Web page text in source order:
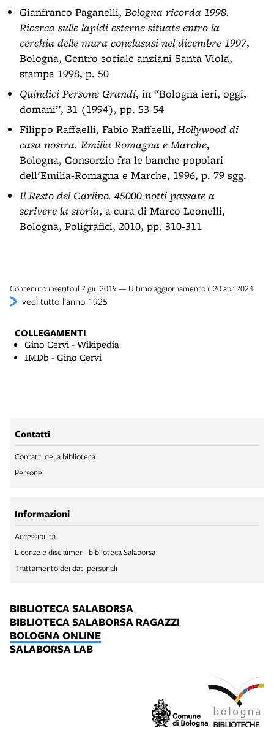
Gianfranco Paganelli, Bologna ricorda 1998.
Ricerca sulle lapidi esterne situate entro la
cerchia delle mura conclusasi nel dicembre 1997,
Bologna, Centro sociale anziani Santa Viola,
stampa 1998, p. 50
Quindici Persone Grandi, in “Bologna ieri, oggi,
domani”, 31 (1994), pp. 53-54
Filippo Raffaelli, Fabio Raffaelli, Hollywood di
casa nostra. Emilia Romagna e Marche,
Bologna, Consorzio fra le banche popolari
dell'Emilia-Romagna e Marche, 1996, p. 79 sgg.
Il Resto del Carlino. 45000 notti passate a
scrivere la storia, a cura di Marco Leonelli,
Bologna, Poligrafici, 2010, pp. 310-311
Contenuto inserito il 7 giu 2019 — Ultimo aggiornamento il 20 apr 2024
vedi tutto l’anno 1925
COLLEGAMENTI
Gino Cervi - Wikipedia
IMDb - Gino Cervi
Contatti
Contatti della biblioteca
Persone
Informazioni
Accessibilità
Licenze e disclaimer - biblioteca Salaborsa
Trattamento dei dati personali
BIBLIOTECA SALABORSA
BIBLIOTECA SALABORSA RAGAZZI
BOLOGNA ONLINE
SALABORSA LAB